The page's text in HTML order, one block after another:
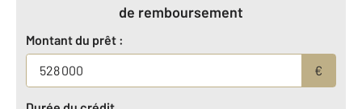
de remboursement
Montant du prêt :
€